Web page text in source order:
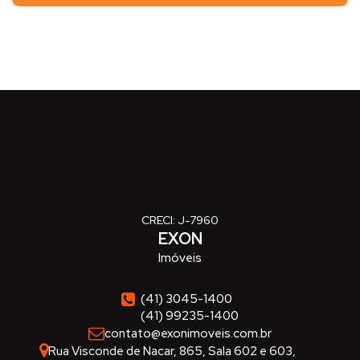
CRECI: J-7960
EXON
Imóveis
(41) 3045-1400
(41) 99235-1400
contato@exonimoveis.com.br
Rua Visconde de Nacar, 865, Sala 602 e 603,